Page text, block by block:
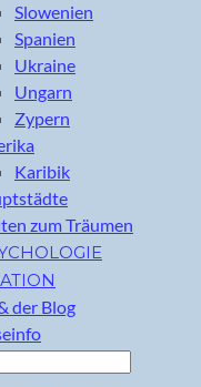
Slowenien
Spanien
Ukraine
Ungarn
Zypern
Karibik
zum Träumen
der Blog